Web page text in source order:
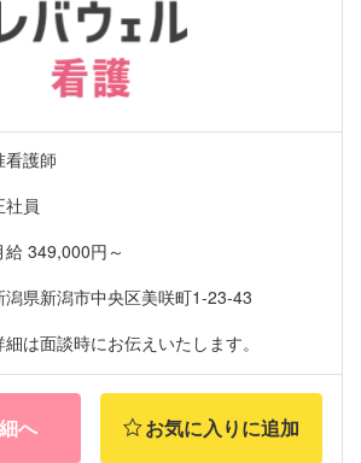
看護師
社員
給 349,000円～
潟県新潟市中央区美咲町1-23-43
細は面談時にお伝えいたします。
へ お気に入りに追加